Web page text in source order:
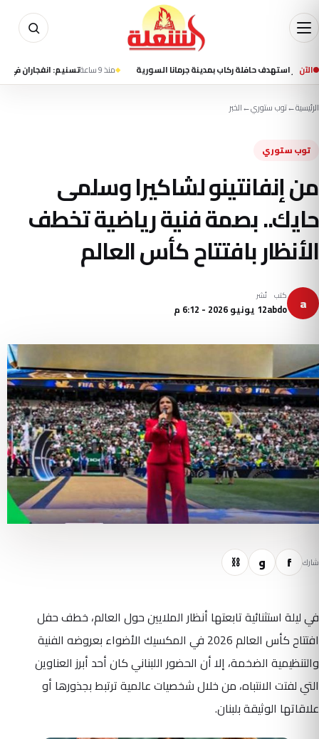
الآن منذ 9 ساعة تسنيم: انفجاران في قشم خلال
الرئيسية←توب ستوري←الخبر
توب ستوري
من إنفانتينو لشاكيرا وسلمى
حايك.. بصمة فنية رياضية تخطف
الأنظار بافتتاح كأس العالم
a كتب
abdo
نُشر
12 يونيو 2026 - 6:12 م
شارك f و ⛓
في ليلة استثنائية تابعتها أنظار الملايين حول العالم، خطف حفل
افتتاح كأس العالم 2026 في المكسيك الأضواء بعروضه الفنية
والتنظيمية الضخمة، إلا أن الحضور اللبناني كان أحد أبرز العناوين
التي لفتت الانتباه، من خلال شخصيات عالمية ترتبط بجذورها أو
علاقاتها الوثيقة بلبنان.